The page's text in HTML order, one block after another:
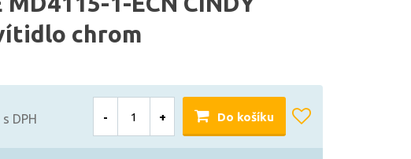
chrom
s DPH - + Do košíku